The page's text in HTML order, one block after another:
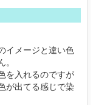
イメージと違い色
を入れるのですが
が出てる感じで染